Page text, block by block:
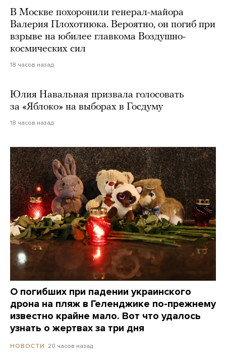
В Москве похоронили генерал-майора
Валерия Плохотнюка. Вероятно, он погиб при
взрыве на юбилее главкома Воздушно-
космических сил
18 часов назад
Юлия Навальная призвала голосовать
за «Яблоко» на выборах в Госдуму
18 часов назад
О погибших при падении украинского
дрона на пляж в Геленджике по-прежнему
известно крайне мало. Вот что удалось
узнать о жертвах за три дня
НОВОСТИ 20 часов назад